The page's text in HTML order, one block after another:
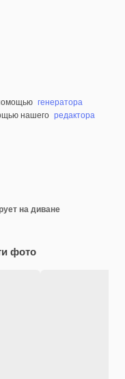
генератора
нашего редактора
на диване
фото